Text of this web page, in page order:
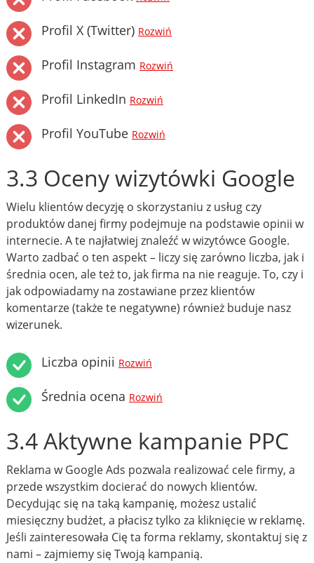
Profil X (Twitter) Rozwiń
Profil Instagram Rozwiń
Profil LinkedIn Rozwiń
Profil YouTube Rozwiń
3.3 Oceny wizytówki Google
Wielu klientów decyzję o skorzystaniu z usług czy
produktów danej firmy podejmuje na podstawie opinii w
internecie. A te najłatwiej znaleźć w wizytówce Google.
Warto zadbać o ten aspekt – liczy się zarówno liczba, jak i
średnia ocen, ale też to, jak firma na nie reaguje. To, czy i
jak odpowiadamy na zostawiane przez klientów
komentarze (także te negatywne) również buduje nasz
wizerunek.
Liczba opinii Rozwiń
Średnia ocena Rozwiń
3.4 Aktywne kampanie PPC
Reklama w Google Ads pozwala realizować cele firmy, a
przede wszystkim docierać do nowych klientów.
Decydując się na taką kampanię, możesz ustalić
miesięczny budżet, a płacisz tylko za kliknięcie w reklamę.
Jeśli zainteresowała Cię ta forma reklamy, skontaktuj się z
nami – zajmiemy się Twoją kampanią.